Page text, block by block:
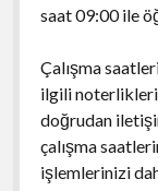
saat 09:00 ile
Çalışma
ilgili
doğrudan
çalışma
işlemlerinizi